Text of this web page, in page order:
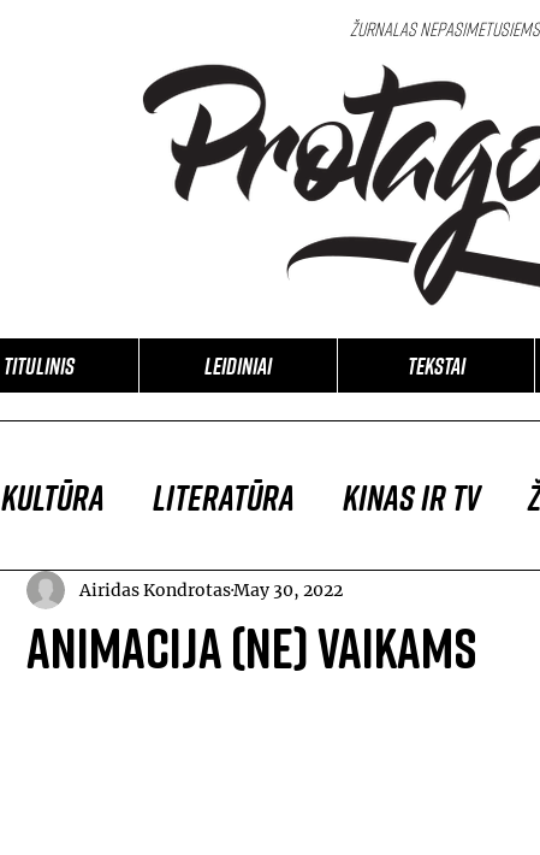
Žurnalas
TITULINIS Leidiniai Tekstai
Kultūra Literatūra Kinas ir TV
Animacija (ne) vaikams
Airidas KondrotasMay 30, 2022